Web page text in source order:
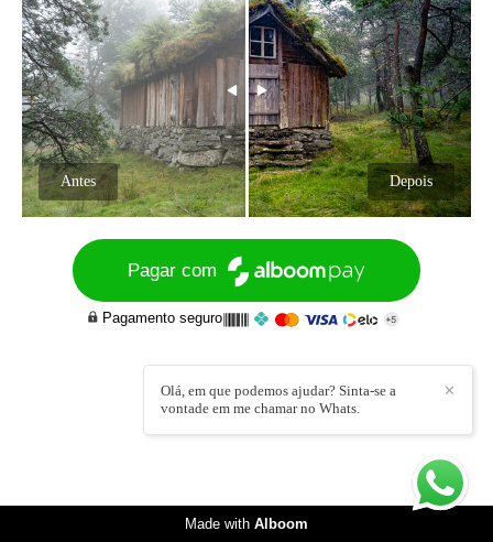
Antes Depois
Pagar com
Pagamento seguro
✕
Olá, em que podemos ajudar? Sinta-se a
vontade em me chamar no Whats.
Made with Alboom